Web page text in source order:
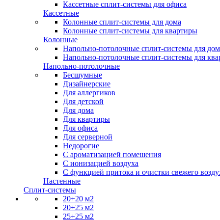
Кассетные сплит-системы для офиса
Кассетные
Колонные сплит-системы для дома
Колонные сплит-системы для квартиры
Колонные
Напольно-потолочные сплит-системы для
Напольно-потолочные сплит-системы для
Напольно-потолочные
Бесшумные
Дизайнерские
Для аллергиков
Для детской
Для дома
Для квартиры
Для офиса
Для серверной
Недорогие
С ароматизацией помещения
С ионизацией воздуха
С функцией притока и очистки свежего
Настенные
Сплит-системы
20+20 м2
20+25 м2
25+25 м2